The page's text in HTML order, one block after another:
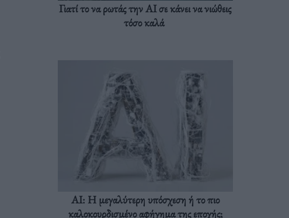
Γιατί το να ρωτάς την AI σε κάνει να νιώθεις
τόσο καλά
AI: Η μεγαλύτερη υπόσχεση ή το πιο
καλοκουρδισμένο αφήγημα της εποχής;